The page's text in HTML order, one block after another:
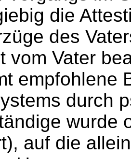
die
des
vom Vater
empfohlene
durch
wurde
auf die